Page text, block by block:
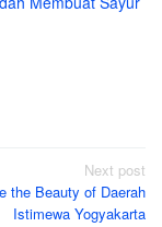
Next post
the Beauty of Daerah
Istimewa Yogyakarta